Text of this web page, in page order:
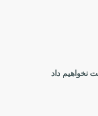
نخواهیم داد